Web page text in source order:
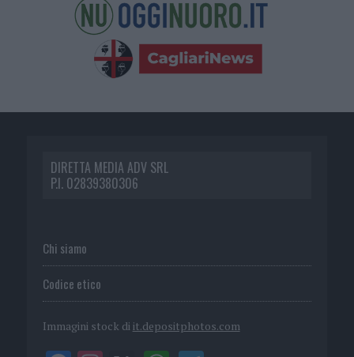
DIRETTA MEDIA ADV SRL
P.I. 02839380306
Chi siamo
Codice etico
Immagini stock di it.depositphotos.com